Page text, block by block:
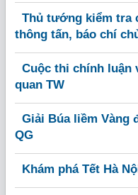
Thủ tướng kiểm tra
thông tấn, báo chí
Cuộc thi chính luận
quan TW
Giải Búa liềm Vàng
QG
Khám phá Tết Hà